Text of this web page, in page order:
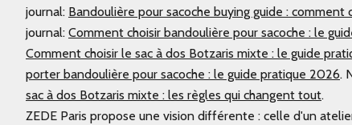
journal: Bandoulière pour sacoche buying guide : comment
journal: Comment choisir bandoulière pour sacoche : le
Comment choisir le sac à dos Botzaris mixte : le guide
porter bandoulière pour sacoche : le guide pratique 2026.
sac à dos Botzaris mixte : les règles qui changent tout.
ZEDE Paris propose une vision différente : celle d'un